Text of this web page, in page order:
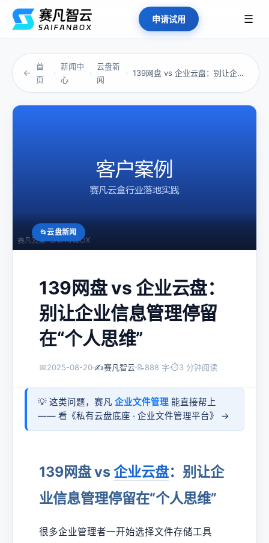
申请试用 ☰
←
首
页
›
新闻中
心
›
云盘新
闻
› 139网盘 vs 企业云盘：别让企业信息管理...
云盘新闻
139网盘 vs 企业云盘：
别让企业信息管理停留
在“个人思维”
📅2025-08-20 ✍️赛凡智云 📝888 字 ⏱3 分钟阅读
💡 这类问题，赛凡 企业文件管理 能直接帮上
—— 看《私有云盘底座 · 企业文件管理平台》 →
139网盘 vs企业云盘：别让企
业信息管理停留在“个人思维”
很多企业管理者一开始选择文件存储工具